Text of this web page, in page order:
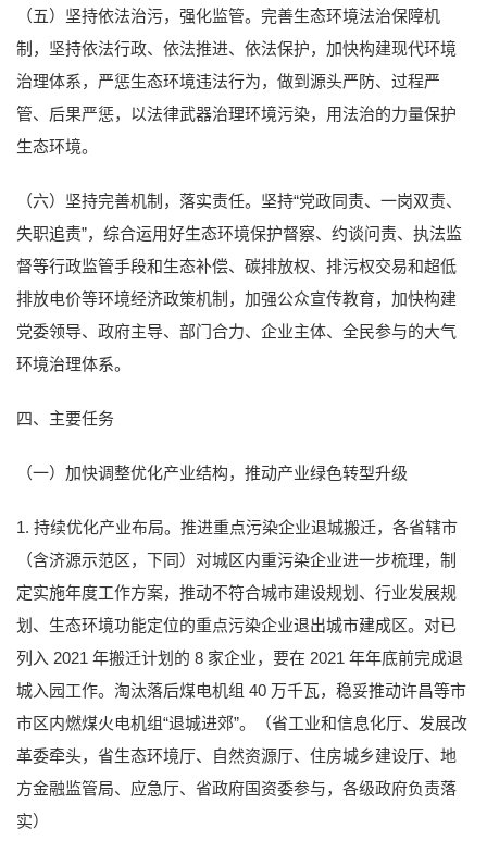
（五）坚持依法治污，强化监管。完善生态环境法治保障机
制，坚持依法行政、依法推进、依法保护，加快构建现代环境
治理体系，严惩生态环境违法行为，做到源头严防、过程严
管、后果严惩，以法律武器治理环境污染，用法治的力量保护
生态环境。
（六）坚持完善机制，落实责任。坚持“党政同责、一岗双责、
失职追责”，综合运用好生态环境保护督察、约谈问责、执法监
督等行政监管手段和生态补偿、碳排放权、排污权交易和超低
排放电价等环境经济政策机制，加强公众宣传教育，加快构建
党委领导、政府主导、部门合力、企业主体、全民参与的大气
环境治理体系。
四、主要任务
（一）加快调整优化产业结构，推动产业绿色转型升级
1. 持续优化产业布局。推进重点污染企业退城搬迁，各省辖市
（含济源示范区，下同）对城区内重污染企业进一步梳理，制
定实施年度工作方案，推动不符合城市建设规划、行业发展规
划、生态环境功能定位的重点污染企业退出城市建成区。对已
列入 2021 年搬迁计划的 8 家企业，要在 2021 年年底前完成退
城入园工作。淘汰落后煤电机组 40 万千瓦，稳妥推动许昌等市
市区内燃煤火电机组“退城进郊”。（省工业和信息化厅、发展改
革委牵头，省生态环境厅、自然资源厅、住房城乡建设厅、地
方金融监管局、应急厅、省政府国资委参与，各级政府负责落
实）